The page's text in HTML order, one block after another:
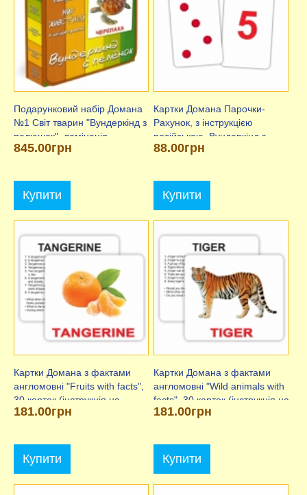
Подарунковий набір Домана
№1 Світ тварин "Вундеркінд з
пелюшок". ламінація
845.00грн
Купити
Картки Домана Парочки-
Рахунок, з інструкцією
російською, Вундеркінд з
пелюшок
88.00грн
Купити
Картки Домана з фактами
англомовні "Fruits with facts",
30 карток (інструкція на
рус.яз.)
181.00грн
Купити
Картки Домана з фактами
англомовні "Wild animals with
facts", 30 карток (інструкція на
рус.яз.)
181.00грн
Купити